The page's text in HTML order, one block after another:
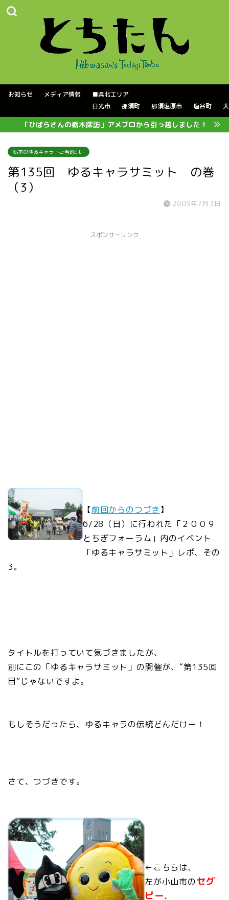
お知らせ メディア情報
■県北エリア
日光市
那須町 那須塩原市 塩谷町
「ひばらさんの栃木探訪」アメブロから引っ越しました！
栃木のゆるキャラ・ご当地ﾋｰﾛｰ
第135回 ゆるキャラサミット の巻
（3）
2009年7月3日
スポンサーリンク
【前回からのつづき】
6/28（日）に行われた「２００９
とちぎフォーラム」内のイベント
「ゆるキャラサミット」レポ、その
3。
タイトルを打っていて気づきましたが、
別にこの「ゆるキャラサミット」の開催が、“第135回
目”じゃないですよ。
もしそうだったら、 ゆるキャラの伝統どんだけー！
さて、つづきです。
←こちらは、
左が小山市のセグ
ピー、